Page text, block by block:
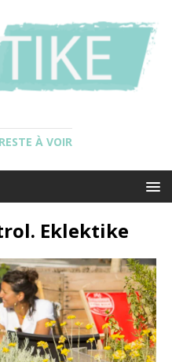
À VOIR
Eklektike